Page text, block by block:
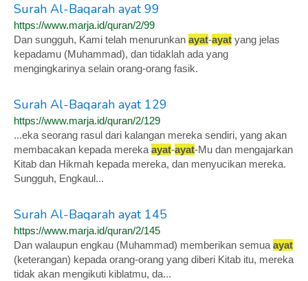
Surah Al-Baqarah ayat 99
https://www.marja.id/quran/2/99
Dan sungguh, Kami telah menurunkan ayat-ayat yang jelas
kepadamu (Muhammad), dan tidaklah ada yang
mengingkarinya selain orang-orang fasik.
Surah Al-Baqarah ayat 129
https://www.marja.id/quran/2/129
...eka seorang rasul dari kalangan mereka sendiri, yang akan
membacakan kepada mereka ayat-ayat-Mu dan mengajarkan
Kitab dan Hikmah kepada mereka, dan menyucikan mereka.
Sungguh, Engkaul...
Surah Al-Baqarah ayat 145
https://www.marja.id/quran/2/145
Dan walaupun engkau (Muhammad) memberikan semua ayat
(keterangan) kepada orang-orang yang diberi Kitab itu, mereka
tidak akan mengikuti kiblatmu, da...